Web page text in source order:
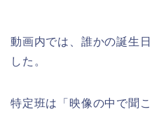
動画内では、誰かの誕生
した。
特定班は「映像の中で聞